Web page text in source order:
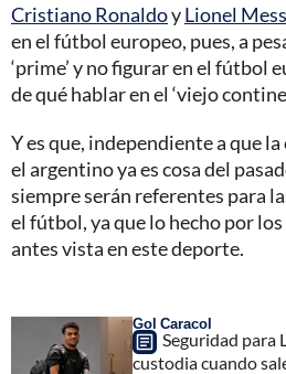
Cristiano RonaldoyLionel
en el fútbol europeo, pues, a
‘prime’ y no figurar en el fútbol
de qué hablar en el ‘viejo
Y es que, independiente a que
el argentino ya es cosa del
siempre serán referentes para
el fútbol, ya que lo hecho por
antes vista en este deporte.
Gol Caracol
Seguridad para
custodia cuando